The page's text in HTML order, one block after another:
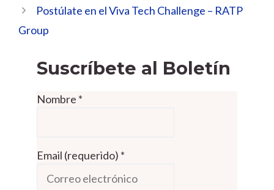
Postúlate en el Viva Tech Challenge – RATP
Group
Suscríbete al Boletín
Nombre *
Email (requerido) *